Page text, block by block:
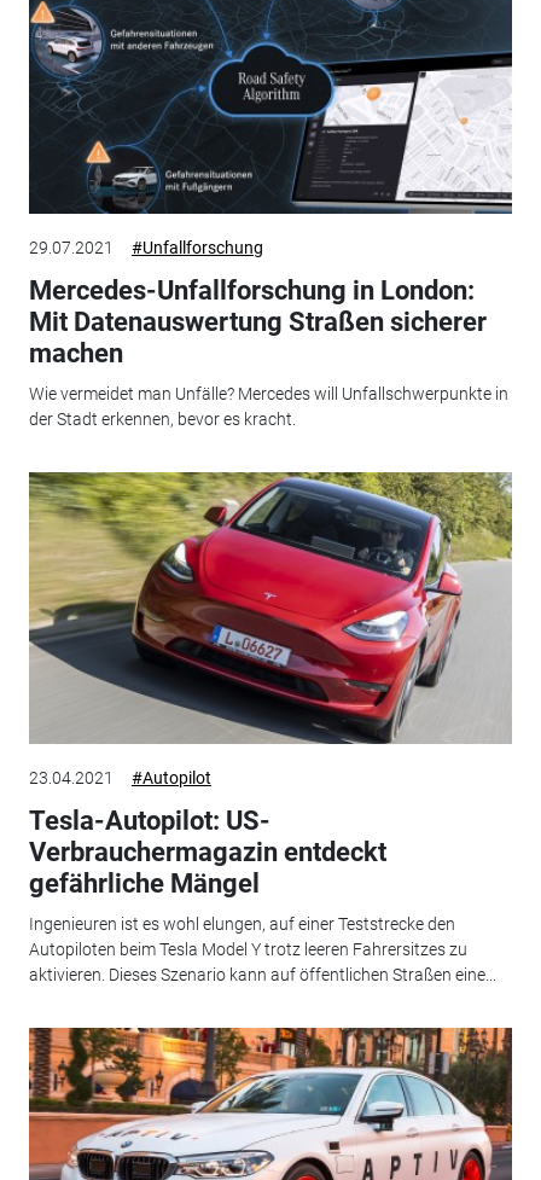
29.07.2021 #Unfallforschung
Mercedes-Unfallforschung in London:
Mit Datenauswertung Straßen sicherer
machen
Wie vermeidet man Unfälle? Mercedes will Unfallschwerpunkte in
der Stadt erkennen, bevor es kracht.
23.04.2021 #Autopilot
Tesla-Autopilot: US-
Verbrauchermagazin entdeckt
gefährliche Mängel
Ingenieuren ist es wohl elungen, auf einer Teststrecke den
Autopiloten beim Tesla Model Y trotz leeren Fahrersitzes zu
aktivieren. Dieses Szenario kann auf öffentlichen Straßen eine...